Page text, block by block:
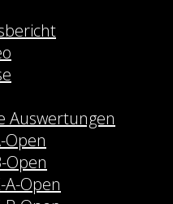
Auswertungen
Open
Open
A-Open